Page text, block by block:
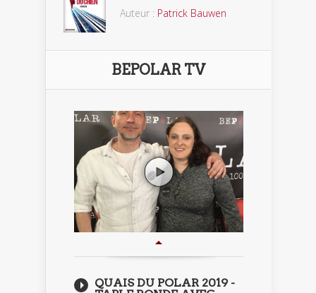
Auteur : Patrick Bauwen
BEPOLAR TV
QUAIS DU POLAR 2019 -